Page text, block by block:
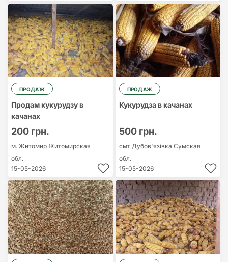
ПРОДАЖ
Продам кукурудзу в
качанах
200 грн.
м. Житомир Житомирская
обл.
15-05-2026
ПРОДАЖ
Кукурудза в качанах
500 грн.
смт Дубов'язівка Сумская
обл.
15-05-2026